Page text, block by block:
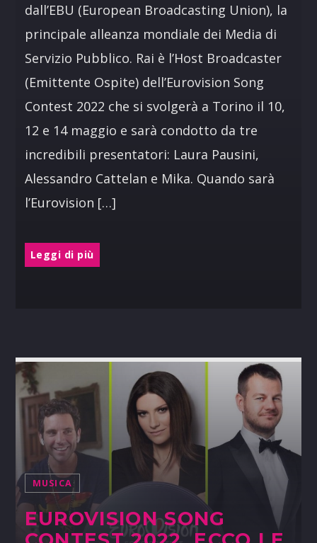
dall’EBU (European Broadcasting Union), la
principale alleanza mondiale dei Media di
Servizio Pubblico. Rai è l’Host Broadcaster
(Emittente Ospite) dell’Eurovision Song
Contest 2022 che si svolgerà a Torino il 10,
12 e 14 maggio e sarà condotto da tre
incredibili presentatori: Laura Pausini,
Alessandro Cattelan e Mika. Quando sarà
l’Eurovision […]
Leggi di più
MUSICA
EUROVISION SONG